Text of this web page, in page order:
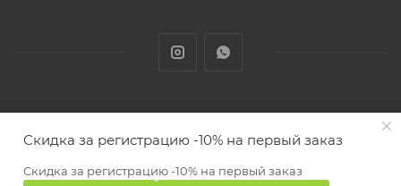
животных с доставкой товаров по Алматы и Казахстану
Скидка за регистрацию -10% на первый заказ
Скидка за регистрацию -10% на первый заказ